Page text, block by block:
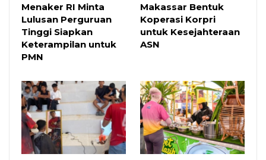
Menaker RI Minta
Lulusan Perguruan
Tinggi Siapkan
Keterampilan untuk
PMN
Makassar Bentuk
Koperasi Korpri
untuk Kesejahteraan
ASN